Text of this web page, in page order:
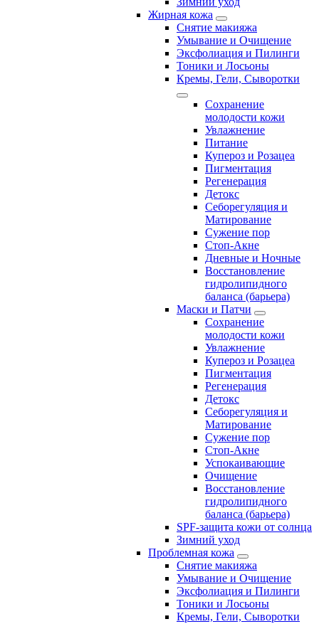
Жирная кожа
Снятие макияжа
Умывание и Очищение
Эксфолиация и Пилинги
Тоники и Лосьоны
Кремы, Гели, Сыворотки
Сохранение
молодости кожи
Увлажнение
Питание
Купероз и Розацеа
Пигментация
Регенерация
Детокс
Себорегуляция и
Матирование
Сужение пор
Стоп-Акне
Дневные и Ночные
Восстановление
гидролипидного
баланса (барьера)
Маски и Патчи
Сохранение
молодости кожи
Увлажнение
Купероз и Розацеа
Пигментация
Регенерация
Детокс
Себорегуляция и
Матирование
Сужение пор
Стоп-Акне
Успокаивающие
Очищение
Восстановление
гидролипидного
баланса (барьера)
SPF-защита кожи от солнца
Зимний уход
Проблемная кожа
Снятие макияжа
Умывание и Очищение
Эксфолиация и Пилинги
Тоники и Лосьоны
Кремы, Гели, Сыворотки